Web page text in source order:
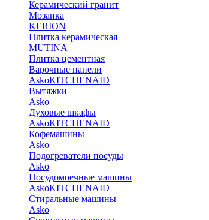
Керамический гранит
Мозаика
KERION
Плитка керамическая
MUTINA
Плитка цементная
Варочные панели
AskoKITCHENAID
Вытяжки
Asko
Духовые шкафы
AskoKITCHENAID
Кофемашины
Asko
Подогреватели посуды
Asko
Посудомоечные машины
AskoKITCHENAID
Стиральные машины
Asko